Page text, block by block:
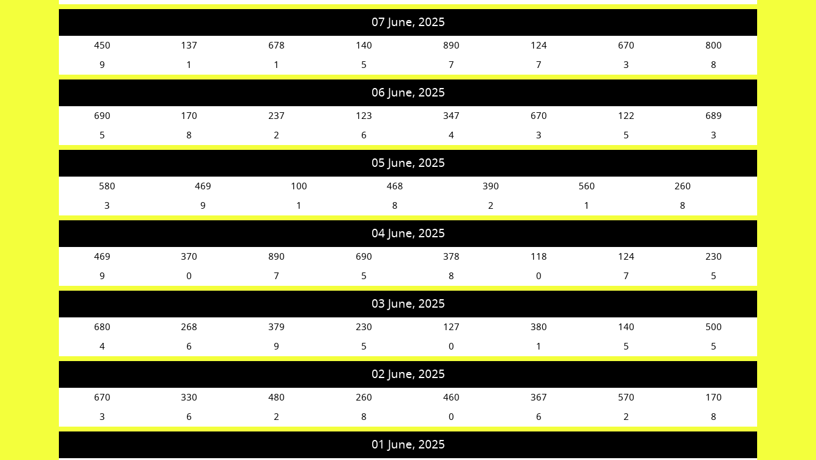
07 June, 2025
450 137 678 140 890 124 670
800
9
1 1 5 7 7 3 8
06 June, 2025
690 170 237 123 347 670 122
689
5
8 2 6 4 3 5 3
05 June, 2025
580 469 100 468 390 560
260
3
9 1 8 2 1 8
04 June, 2025
469 370 890 690 378 118 124
230
9
0 7 5 8 0 7 5
03 June, 2025
680 268 379 230 127 380 140
500
4
6 9 5 0 1 5 5
02 June, 2025
670 330 480 260 460 367 570
170
3
6 2 8 0 6 2 8
01 June, 2025